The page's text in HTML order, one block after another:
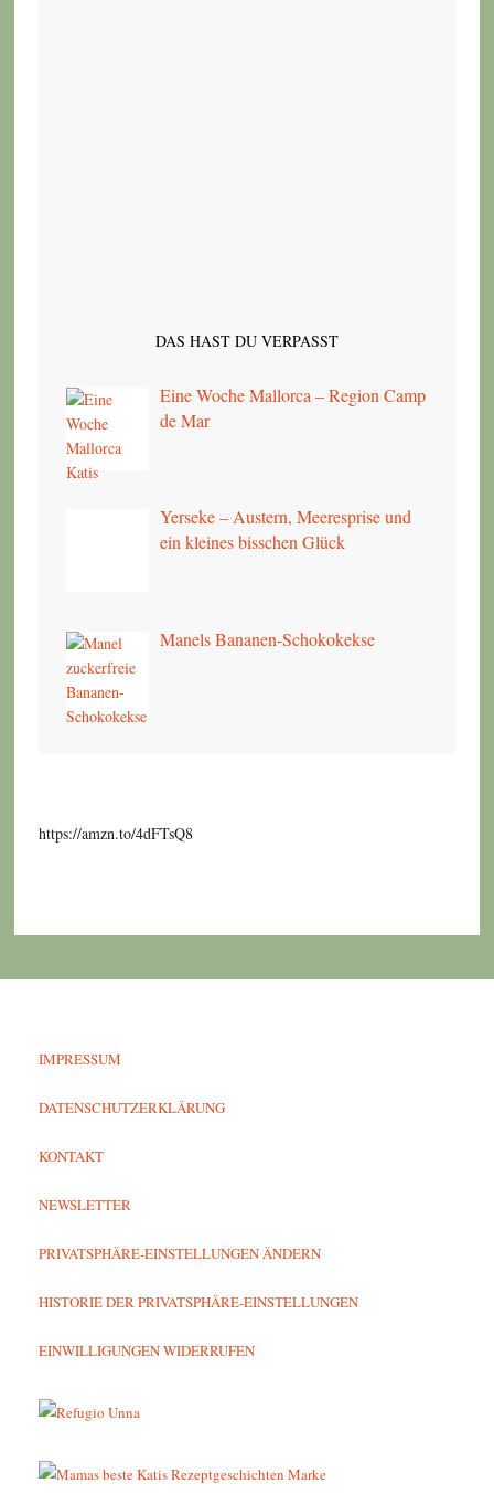
DAS HAST DU VERPASST
Eine Woche Mallorca – Region Camp
de Mar
Yerseke – Austern, Meeresprise und
ein kleines bisschen Glück
Manels Bananen-Schokokekse
https://amzn.to/4dFTsQ8
IMPRESSUM
DATENSCHUTZERKLÄRUNG
KONTAKT
NEWSLETTER
PRIVATSPHÄRE-EINSTELLUNGEN ÄNDERN
HISTORIE DER PRIVATSPHÄRE-EINSTELLUNGEN
EINWILLIGUNGEN WIDERRUFEN